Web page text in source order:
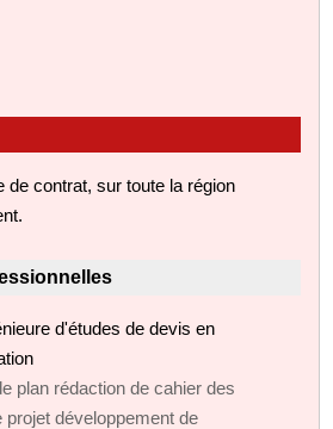
de contrat, sur toute la région
d'études de devis en
plan rédaction de cahier des
développement de